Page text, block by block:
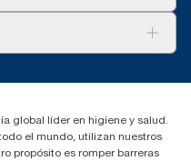
global líder en higiene y salud.
el mundo, utilizan nuestros
propósito es romper barreras